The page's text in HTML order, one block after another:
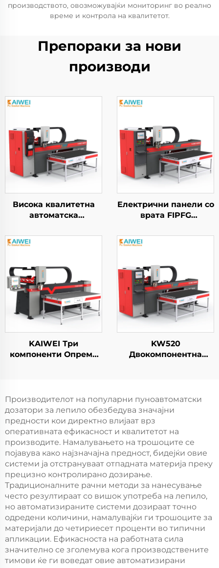
производството, овозможувајќи мониторинг во реално
време и контрола на квалитетот.
Препораки за нови
производи
Висока квалитетна
автоматска
машина за HEPA
ваздушен филтер
Електрични панели со
врата FIPFG
полиуретан машина
за печатење
KAIWEI Три
компоненти Опрема
правење на
полиуретан пломби
KW520
Двокомпонентна
новоенергетска
машина за пенски
пломби, машина за
правење на
полиуретан пломби
Производителот на популарни пунoавтоматски
дозатори за лепило обезбедува значајни
предности кои директно влијаат врз
оперативната ефикасност и квалитетот на
производите. Намалувањето на трошоците се
појавува како најзначајна предност, бидејќи овие
системи ја отстрануваат отпадната материја преку
прецизно контролирано дозирање.
Традиционалните рачни методи за нанесување
често резултираат со вишок употреба на лепило,
но автоматизираните системи дозираат точно
одредени количини, намалувајќи ги трошоците за
материјали до четириесет проценти во типични
апликации. Ефикасноста на работната сила
значително се зголемува кога производствените
тимови ќе ги воведат овие автоматизирани